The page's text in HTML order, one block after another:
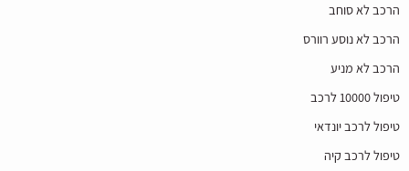
הרכב לא סוחב
הרכב לא נוסע רוורס
הרכב לא מניע
טיפול 10000 לרכב
טיפול לרכב יונדאי
טיפול לרכב קיה